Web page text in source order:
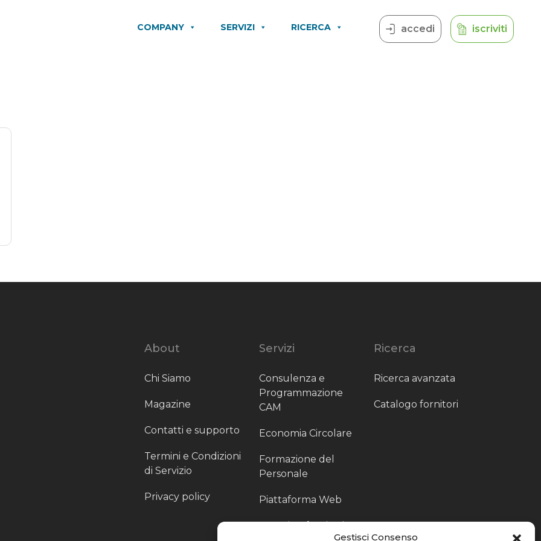
Gestisci Consenso
COMPANY SERVIZI RICERCA accedi iscriviti
About
Chi Siamo
Magazine
Contatti e supporto
Termini e Condizioni
di Servizio
Privacy policy
Servizi
Consulenza e
Programmazione
CAM
Economia Circolare
Formazione del
Personale
Piattaforma Web
Scouting fornitori
Ricerca
Ricerca avanzata
Catalogo fornitori